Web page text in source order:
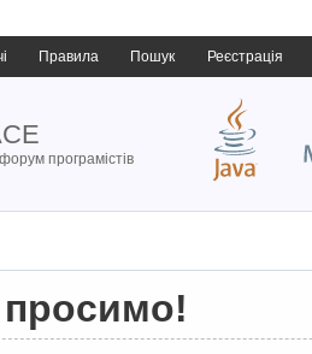
Правила Пошук Реєстрація
програмістів